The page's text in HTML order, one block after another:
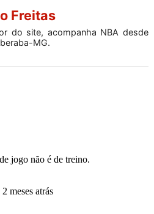
Freitas
do site, acompanha NBA desde
MG.